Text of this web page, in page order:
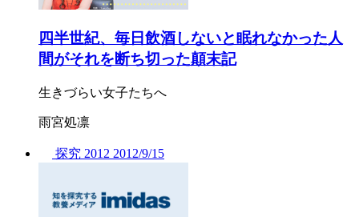
四半世紀、毎日飲酒しないと眠れなかった人
間がそれを断ち切った顛末記
生きづらい女子たちへ
雨宮処凛
探究 2012 2012/9/15